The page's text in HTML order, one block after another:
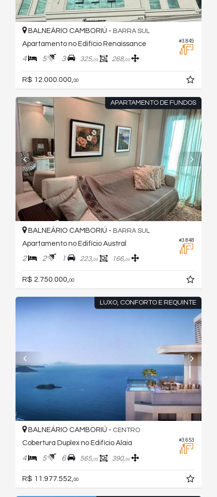
#3.849
BALNEÁRIO CAMBORIÚ - BARRA SUL
Apartamento no Edifício Renaissance
4 5 3 325,00 268,00
R$ 12.000.000, 00
APARTAMENTO DE FUNDOS
#3.848
BALNEÁRIO CAMBORIÚ - BARRA SUL
Apartamento no Edifício Austral
2 2 1 223,00 166,00
R$ 2.750.000, 00
LUXO, CONFORTO E REQUINTE
#3.653
BALNEÁRIO CAMBORIÚ - CENTRO
Cobertura Duplex no Edifício Alaia
4 5 6 565,00 390,00
R$ 11.977.552,00